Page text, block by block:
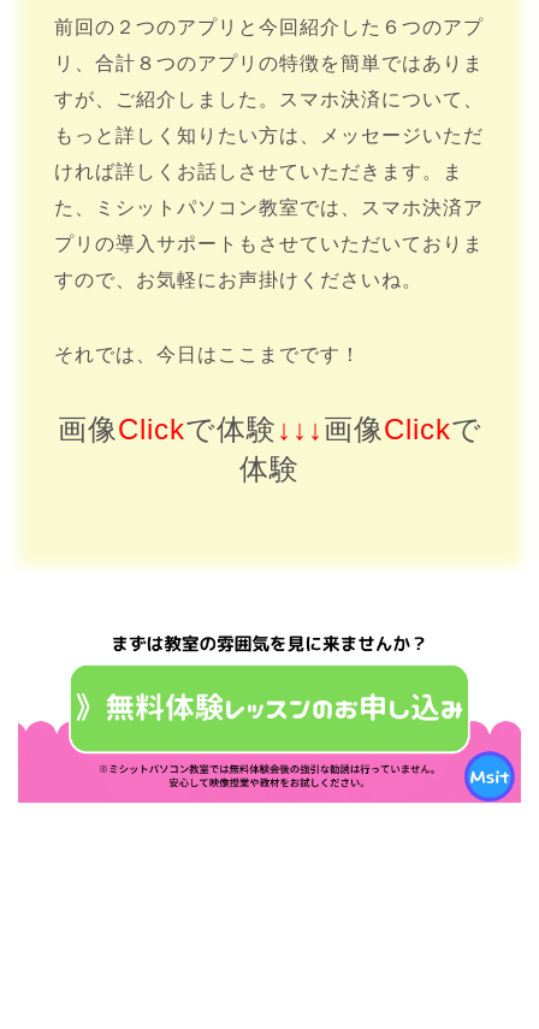
前回の２つのアプリと今回紹介した６つのアプ
リ、合計８つのアプリの特徴を簡単ではありま
すが、ご紹介しました。スマホ決済について、
もっと詳しく知りたい方は、メッセージいただ
ければ詳しくお話しさせていただきます。ま
た、ミシットパソコン教室では、スマホ決済ア
プリの導入サポートもさせていただいておりま
すので、お気軽にお声掛けくださいね。
それでは、今日はここまでです！
画像Clickで体験↓↓↓画像Clickで
体験